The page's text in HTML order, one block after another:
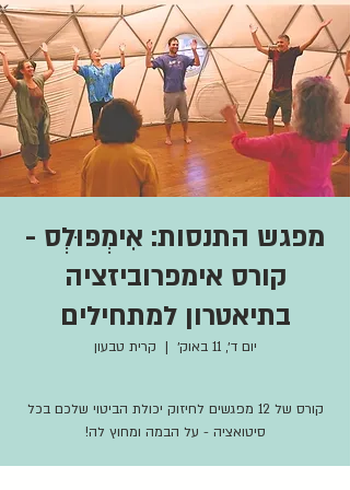
מפגש התנסות: אִימְפּוּלְס -
קורס אימפרוביזציה
בתיאטרון למתחילים
יום ד׳, 11 באוק׳
  |
קרית טבעון
קורס של 12 מפגשים לחיזוק יכולת הביטוי שלכם בכל
סיטואציה - על הבמה ומחוץ לה!